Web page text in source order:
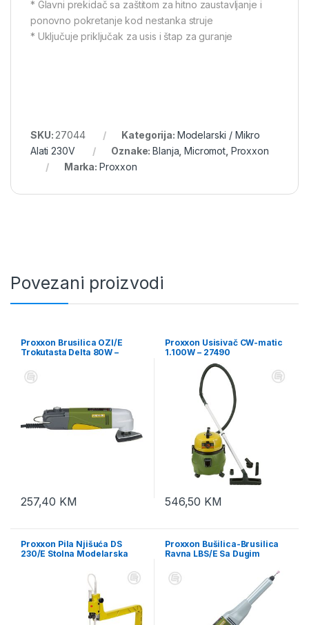
* Glavni prekidač sa zaštitom za hitno zaustavljanje i
ponovno pokretanje kod nestanka struje
* Uključuje priključak za usis i štap za guranje
SKU: 27044 Kategorija: Modelarski / Mikro
Alati 230V
Oznake:Blanja ,Micromot Proxxon
Marka: Proxxon
Povezani proizvodi
Proxxon Brusilica OZI/E
Trokutasta Delta 80W –
257,40 KM
Proxxon Usisivač CW-matic
1.100W – 27490
546,50 KM
Proxxon Pila Njišuća DS
230/E Stolna Modelarska
Proxxon Bušilica-Brusilica
Ravna LBS/E Sa Dugim